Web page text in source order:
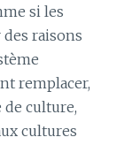
si les
raisons
remplacer,
culture,
cultures